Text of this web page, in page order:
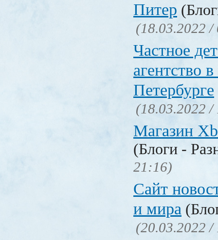
Питер
(18.03.2022 /
Частное
агентство
Петербурге
(18.03.2022 /
Магазин
(Блоги -
21:16)
Сайт
и мира
(20.03.2022 /